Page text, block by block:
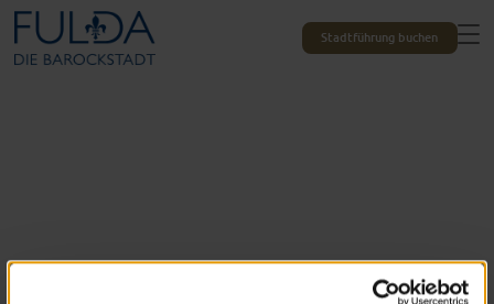
Stadtführung buchen